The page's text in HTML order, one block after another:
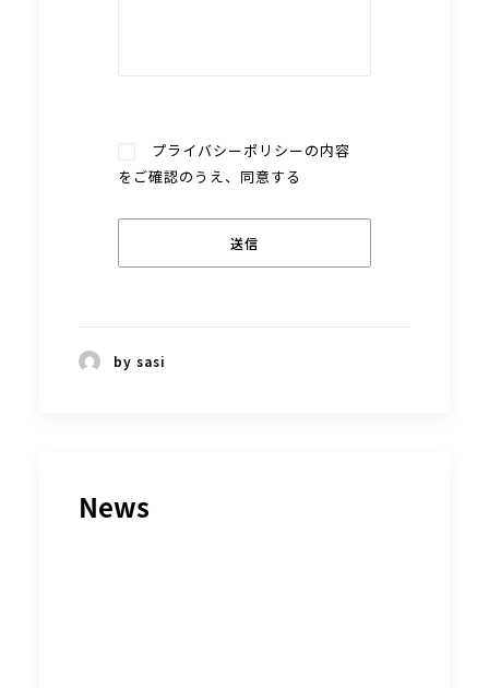
プライバシーポリシーの内容
をご確認のうえ、同意する
by sasi
News